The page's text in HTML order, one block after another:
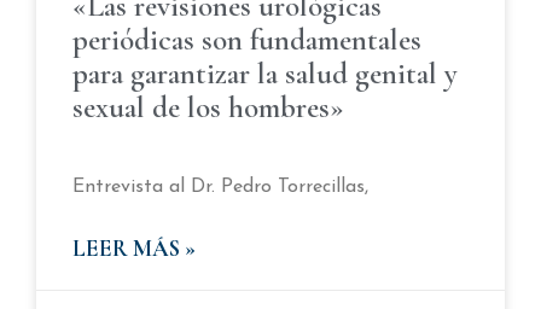
periódicas son fundamentales
para garantizar la salud genital y
sexual de los hombres»
Entrevista al Dr. Pedro Torrecillas,
LEER MÁS »